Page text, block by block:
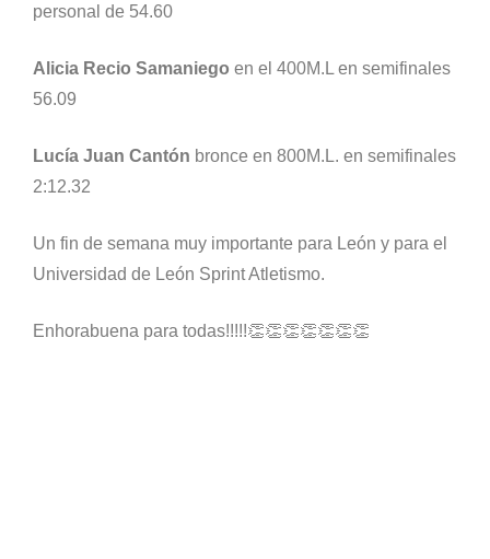
personal de 54.60
Alicia Recio Samaniego en el 400M.L en semifinales
56.09
Lucía Juan Cantón bronce en 800M.L. en semifinales
2:12.32
Un fin de semana muy importante para León y para el
Universidad de León Sprint Atletismo.
Enhorabuena para todas!!!!!👏👏👏👏👏👏👏